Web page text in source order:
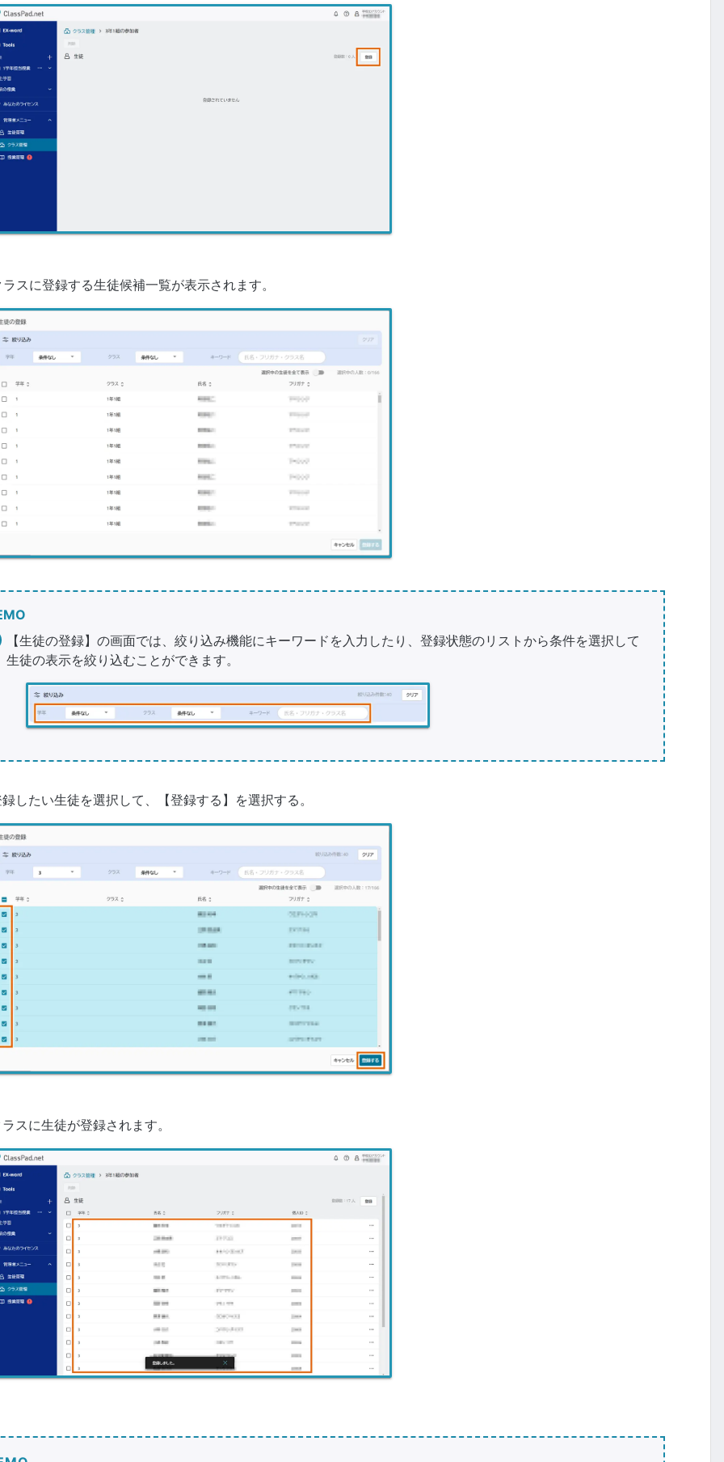
ラスに登録する生徒候補一覧が表示されます。
【生徒の登録】の画面では、絞り込み機能にキーワードを入力したり、登録状態のリストから条件を選択して
生徒の表示を絞り込むことができます。
したい生徒を選択して、【登録する】を選択する。
スに生徒が登録されます。